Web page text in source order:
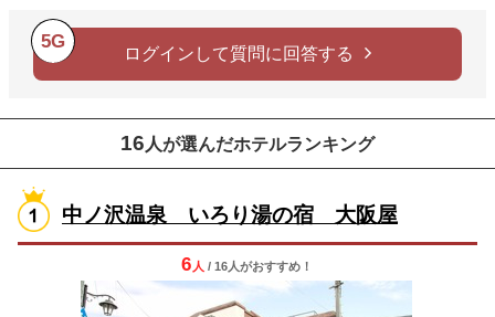
5G
ログインして質問に回答する
16 人が選んだホテルランキング
中ノ沢温泉 いろり湯の宿 大阪屋
6 人 / 16人がおすすめ！